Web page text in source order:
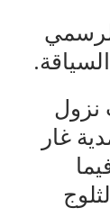
نزول
غار
فيما